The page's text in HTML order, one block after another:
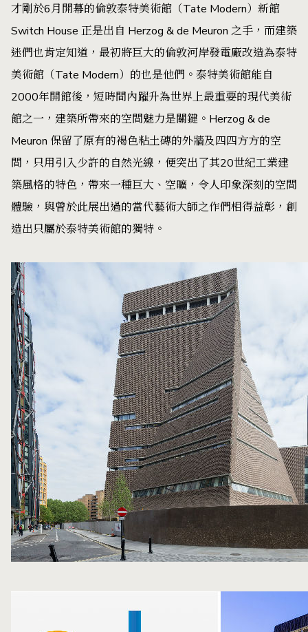
才剛於6月開幕的倫敦泰特美術館（Tate Modern）新館
Switch House 正是出自 Herzog & de Meuron 之手，而建築
迷們也肯定知道，最初將巨大的倫敦河岸發電廠改造為泰特
美術館（Tate Modern）的也是他們。泰特美術館能自
2000年開館後，短時間內躍升為世界上最重要的現代美術
館之一，建築所帶來的空間魅力是關鍵。Herzog & de
Meuron 保留了原有的褐色粘土磚的外牆及四四方方的空
間，只用引入少許的自然光線，便突出了其20世紀工業建
築風格的特色，帶來一種巨大、空曠，令人印象深刻的空間
體驗，與曾於此展出過的當代藝術大師之作們相得益彰，創
造出只屬於泰特美術館的獨特。